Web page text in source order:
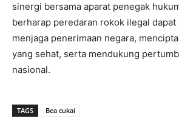
sinergi bersama aparat penegak
berharap peredaran rokok ilegal dapat
menjaga penerimaan negara,
yang sehat, serta mendukung
nasional.
TAGS Bea cukai